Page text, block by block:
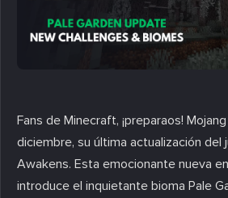
Fans de Minecraft, ¡preparaos!
diciembre, su última actualización del
Awakens. Esta emocionante nueva
introduce el inquietante bioma Pale